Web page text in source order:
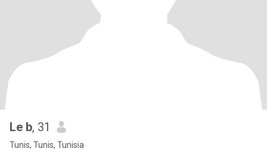
Le b, 31
Tunis, Tunis, Tunisia